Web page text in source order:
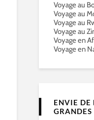
Voyage au
Voyage au
Voyage au
Voyage au
Voyage en
Voyage en
ENVIE DE
GRANDES